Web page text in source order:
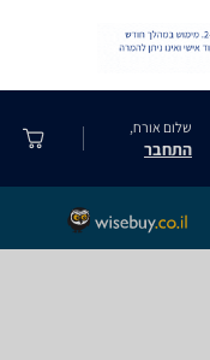
שלום אורח,
התחבר